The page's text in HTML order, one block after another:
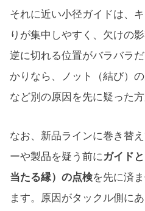
それに近い小径ガイドは、
りが集中しやすく、欠けの
逆に切れる位置がバラバラ
かりなら、ノット（結び）
など別の原因を先に疑った
なお、新品ラインに巻き替
ーや製品を疑う前にガイド
当たる縁）の点検を先に済
ます。原因がタックル側に